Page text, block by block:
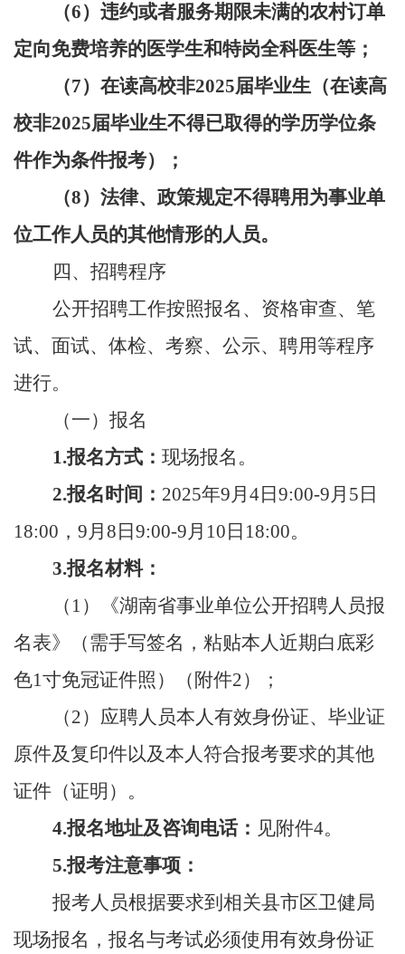
（6）违约或者服务期限未满的农村订单
定向免费培养的医学生和特岗全科医生等；
（7）在读高校非2025届毕业生（在读高
校非2025届毕业生不得已取得的学历学位条
件作为条件报考）；
（8）法律、政策规定不得聘用为事业单
位工作人员的其他情形的人员。
四、招聘程序
公开招聘工作按照报名、资格审查、笔
试、面试、体检、考察、公示、聘用等程序
进行。
（一）报名
1.报名方式： 现场报名。
2.报名时间： 2025年9月 4日 9:00-9月5日
18:00 ， 9月8日9:00-9月 10 日 18:00。
3.报名材料：
（ 1） 《湖南省事业单位公开招聘人员报
名表》（需手写签名，粘贴本人近期白底彩
色1寸免冠证件照）（附件2）；
（2）应聘人员本人有效身份证、毕业证
原件及复印件以及本人符合报考要求的其他
证件（证明）。
4.报名地址及咨询电话： 见附件4。
5.报考注意事项：
报考人员根据要求到相关县市区卫健局
现场报名， 报名与考试必须使用有效身份证